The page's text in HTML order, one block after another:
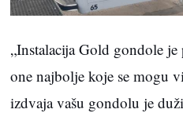
„Instalacija Gold gondole je
one najbolje koje se mogu
izdvaja vašu gondolu je